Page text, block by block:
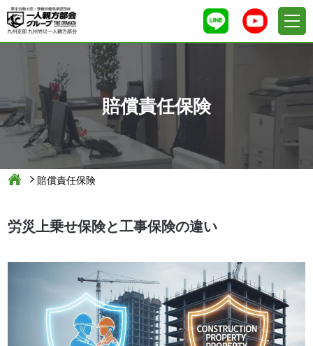
賠償責任保険
賠償責任保険
労災上乗せ保険と工事保険の違い